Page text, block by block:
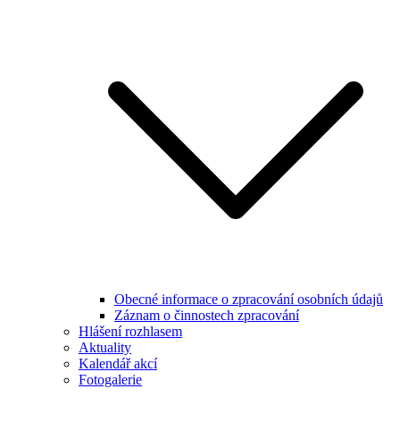
Obecné informace o zpracování osobních údajů
Záznam o činnostech zpracování
Hlášení rozhlasem
Aktuality
Kalendář akcí
Fotogalerie